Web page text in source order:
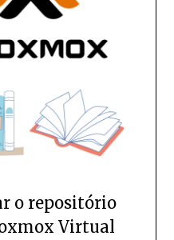
o repositório
Virtual